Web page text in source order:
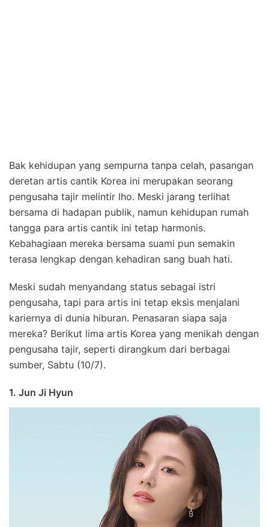
Bak kehidupan yang sempurna tanpa celah, pasangan
deretan artis cantik Korea ini merupakan seorang
pengusaha tajir melintir lho. Meski jarang terlihat
bersama di hadapan publik, namun kehidupan rumah
tangga para artis cantik ini tetap harmonis.
Kebahagiaan mereka bersama suami pun semakin
terasa lengkap dengan kehadiran sang buah hati.
Meski sudah menyandang status sebagai istri
pengusaha, tapi para artis ini tetap eksis menjalani
kariernya di dunia hiburan. Penasaran siapa saja
mereka? Berikut lima artis Korea yang menikah dengan
pengusaha tajir, seperti dirangkum dari berbagai
sumber, Sabtu (10/7).
1. Jun Ji Hyun